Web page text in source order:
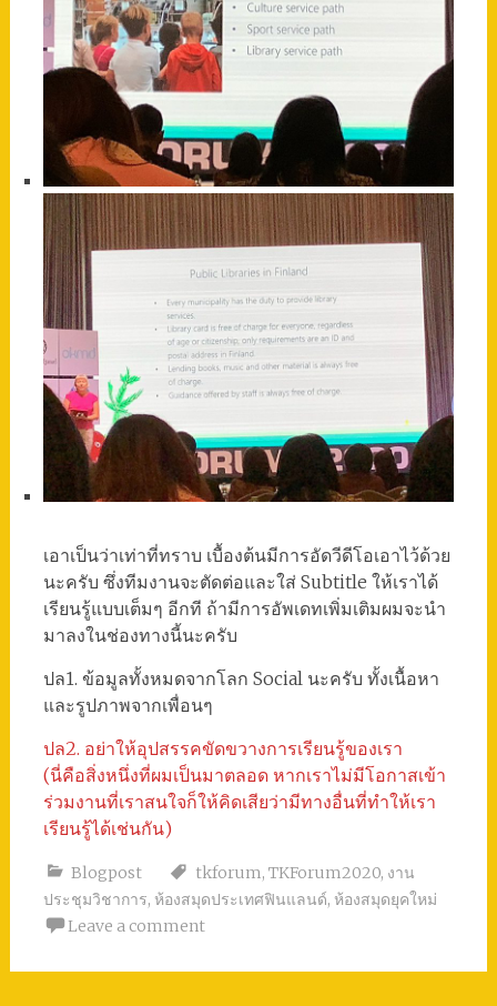
เอาเป็นว่าเท่าที่ทราบ เบื้องต้นมีการอัดวีดีโอเอาไว้ด้วย
นะครับ ซึ่งทีมงานจะตัดต่อและใส่ Subtitle ให้เราได้
เรียนรู้แบบเต็มๆ อีกที ถ้ามีการอัพเดทเพิ่มเติมผมจะนำ
มาลงในช่องทางนี้นะครับ
ปล1. ข้อมูลทั้งหมดจากโลก Social นะครับ ทั้งเนื้อหา
และรูปภาพจากเพื่อนๆ
ปล2. อย่าให้อุปสรรคขัดขวางการเรียนรู้ของเรา
(นี่คือสิ่งหนึ่งที่ผมเป็นมาตลอด หากเราไม่มีโอกาสเข้า
ร่วมงานที่เราสนใจก็ให้คิดเสียว่ามีทางอื่นที่ทำให้เรา
เรียนรู้ได้เช่นกัน)
Blogpost tkforum, TKForum2020, งาน
ประชุมวิชาการ, ห้องสมุดประเทศฟินแลนด์, ห้องสมุดยุคใหม่
Leave a comment